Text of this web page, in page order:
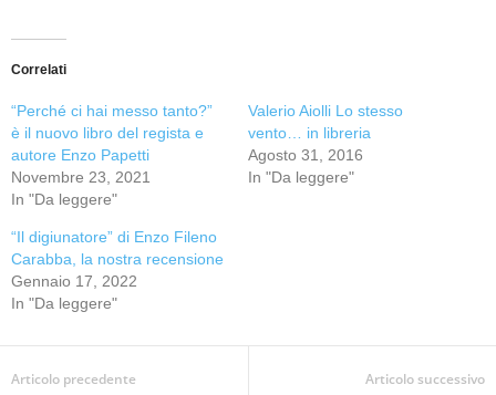
Correlati
“Perché ci hai messo tanto?”
è il nuovo libro del regista e
autore Enzo Papetti
Novembre 23, 2021
In "Da leggere"
Valerio Aiolli Lo stesso
vento… in libreria
Agosto 31, 2016
In "Da leggere"
“Il digiunatore” di Enzo Fileno
Carabba, la nostra recensione
Gennaio 17, 2022
In "Da leggere"
Articolo precedente Articolo successivo